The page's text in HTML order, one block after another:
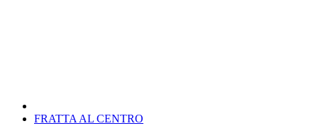
FRATTA AL CENTRO